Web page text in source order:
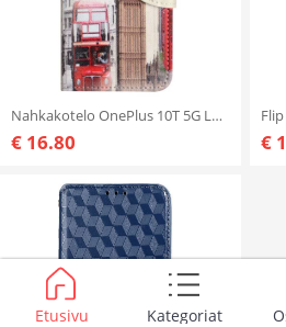
Nahkakotelo OnePlus 10T 5G Lontoon Elämä
€ 16.80 €
Etusivu Kategoriat